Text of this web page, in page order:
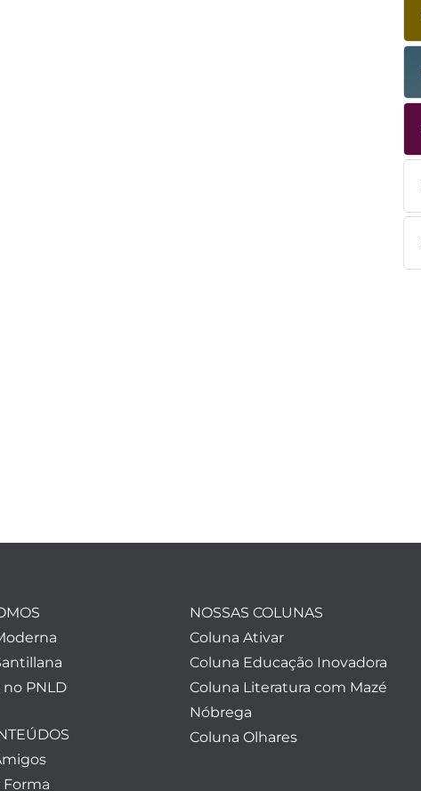
PNLD
NOSSAS COLUNAS
Coluna Ativar
Coluna Educação Inovadora
Coluna Literatura com Mazé
Nóbrega
Coluna Olhares